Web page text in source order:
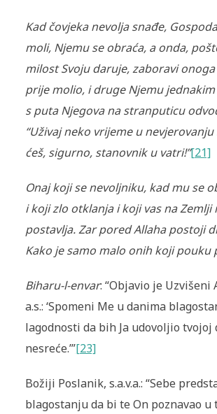
Kad čovjeka nevolja snađe,
moli, Njemu se obraća, a onda,
milost Svoju daruje, zaboravi
prije molio, i druge Njemu
s puta Njegova na stranputicu
“Uživaj neko vrijeme u
ćeš, sigurno, stanovnik u vatri!”[21]
Onaj koji se nevoljniku, kad mu se
i koji zlo otklanja i koji vas na Zemlji
postavlja. Zar pored Allaha postoji
Kako je samo malo onih koji pouku
Biharu-l-envar: “Objavio je Uzvišeni
a.s.: ‘Spomeni Me u danima
lagodnosti da bih Ja udovoljio tvojoj
nesreće.’”[23]
Božiji Poslanik, s.a.v.a.: “Sebe
blagostanju da bi te On poznavao u